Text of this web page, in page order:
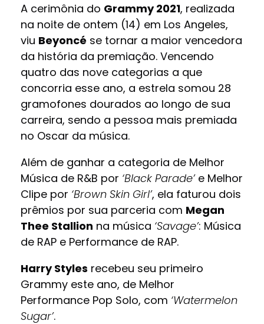
A cerimônia do Grammy 2021, realizada
na noite de ontem (14) em Los Angeles,
viu Beyoncé se tornar a maior vencedora
da história da premiação. Vencendo
quatro das nove categorias a que
concorria esse ano, a estrela somou 28
gramofones dourados ao longo de sua
carreira, sendo a pessoa mais premiada
no Oscar da música.
Além de ganhar a categoria de Melhor
Música de R&B por ‘Black Parade’e Melhor
Clipe por ‘Brown Skin Girl’, ela faturou dois
prêmios por sua parceria com Megan
Thee Stallion na música ‘Savage’: Música
de RAP e Performance de RAP.
Harry Styles recebeu seu primeiro
Grammy este ano, de Melhor
Performance Pop Solo, com ‘Watermelon
Sugar’.